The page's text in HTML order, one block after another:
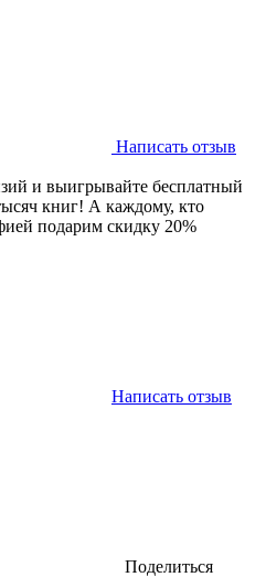
Написать отзыв
и выигрывайте бесплатный
книг! А каждому, кто
подарим скидку 20%
Написать отзыв
Поделиться